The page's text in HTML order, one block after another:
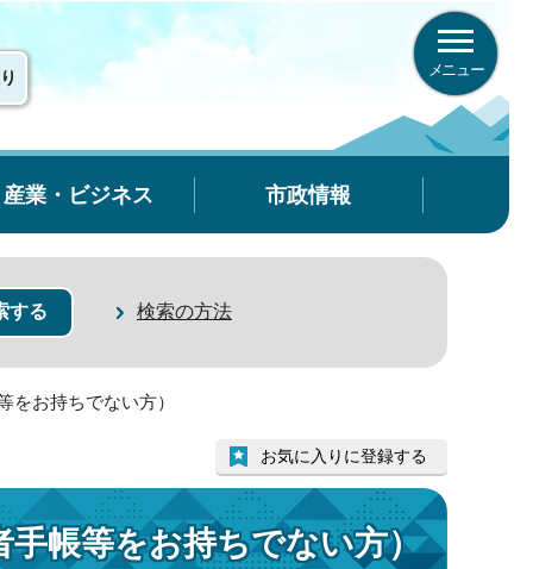
メニュー
産業・ビジネス 市政情報
検索の方法
をお持ちでない方）
手帳等をお持ちでない方）
お気に入りに登録する